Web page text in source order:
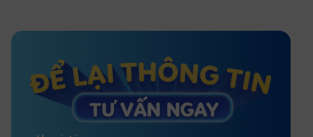
Ngành Công An thi khối nào? Chỉ
tiêu, đối tượng tuyển sinh 2026